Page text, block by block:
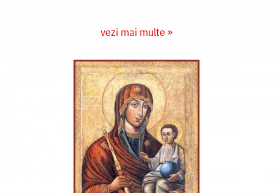
vezi mai multe »